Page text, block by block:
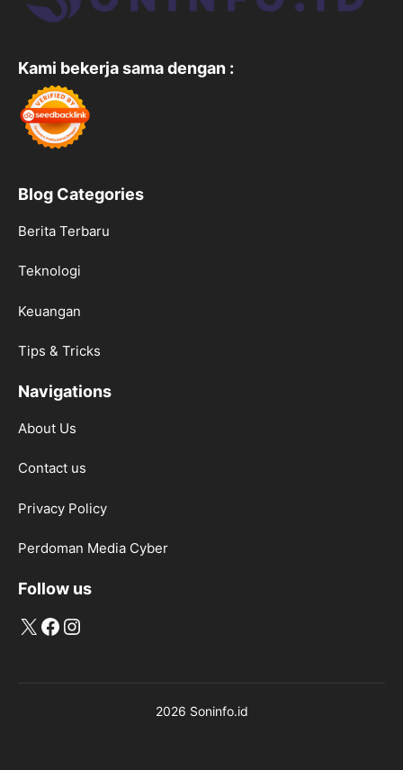
Kami bekerja sama dengan :
Blog Categories
Berita Terbaru
Teknologi
Keuangan
Tips & Tricks
Navigations
About Us
Contact us
Privacy Policy
Perdoman Media Cyber
Follow us
X Facebook
Instagram
2026 Soninfo.id